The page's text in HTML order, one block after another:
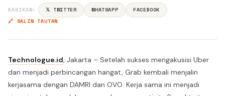
BAGIKAN: 𝕏 TWITTER WHATSAPP
FACEBOOK
🔗 SALIN TAUTAN
Technologue.id, Jakarta – Setelah sukses mengakusisi Uber
dan menjadi perbincangan hangat, Grab kembali menjalin
kerjasama dengan DAMRI dan OVO. Kerja sama ini menjadi